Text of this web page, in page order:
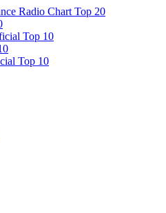
Radio Chart Top 20
Top 10
Top 10